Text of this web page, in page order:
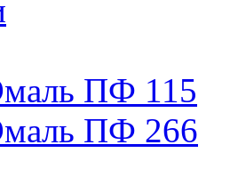
ПФ 115
ПФ 266